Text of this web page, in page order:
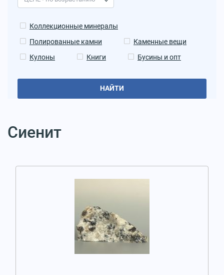
Коллекционные минералы
Полированные камни
Каменные вещи
Кулоны
Книги Бусины и опт
НАЙТИ
Сиенит